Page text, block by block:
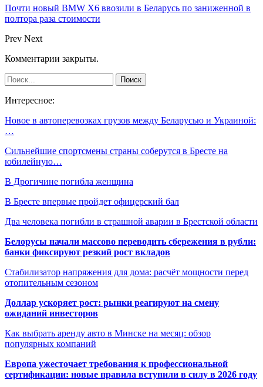
Почти новый BMW X6 ввозили в Беларусь по заниженной в
полтора раза стоимости
Prev Next
Комментарии закрыты.
Интересное:
Новое в автоперевозках грузов между Беларусью и Украиной:
…
Сильнейшие спортсмены страны соберутся в Бресте на
юбилейную…
В Дрогичине погибла женщина
В Бресте впервые пройдет офицерский бал
Два человека погибли в страшной аварии в Брестской области
Белорусы начали массово переводить сбережения в рубли:
банки фиксируют резкий рост вкладов
Стабилизатор напряжения для дома: расчёт мощности перед
отопительным сезоном
Доллар ускоряет рост: рынки реагируют на смену
ожиданий инвесторов
Как выбрать аренду авто в Минске на месяц: обзор
популярных компаний
Европа ужесточает требования к профессиональной
сертификации: новые правила вступили в силу в 2026 году